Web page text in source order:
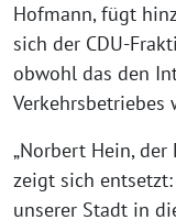
Hofmann, fügt
sich der CDU-
obwohl das den
Verkehrsbetriebes
„Norbert Hein,
zeigt sich
unserer Stadt in